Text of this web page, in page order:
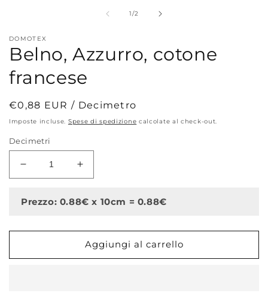
modale
1/su
2
DOMOTEX
Belno, Azzurro, cotone
francese
Prezzo
di
€0,88 EUR / Decimetro
Imposte incluse. Spese di spedizione calcolate al check-out.
Decimetri
Diminuisci
quantità
Belno,
cotone
Aumenta
quantità
Belno,
cotone
francese
Prezzo: 0.88€ x 10cm = 0.88€
Aggiungi al carrello